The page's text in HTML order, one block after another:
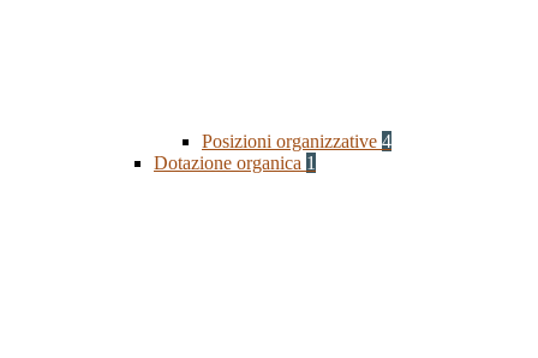
Posizioni organizzative 4
Dotazione organica 1